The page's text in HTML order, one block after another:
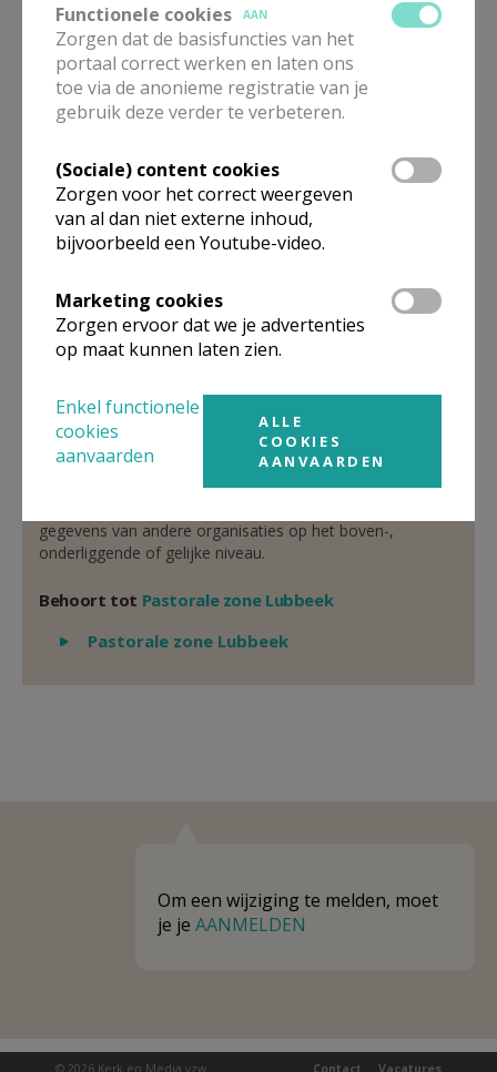
De heerLuc Thiry
Binkomstraat 71
3210 Lubbeek
Stuur een mailtje
Google Maps
Organisatiestructuur
gegevens van andere organisaties op het boven-,
onderliggende of gelijke niveau.
Behoort tot Pastorale zone Lubbeek
Weergeven
Pastorale zone Lubbeek
Om een wijziging te melden, moet
je je AANMELDEN
© 2026 Kerk en Media vzw Vacatures
Contact
Functionele cookies
AAN
Zorgen dat de basisfuncties van het
portaal correct werken en laten ons
toe via de anonieme registratie van je
gebruik deze verder te verbeteren.
(Sociale) content cookies
Zorgen voor het correct weergeven
van al dan niet externe inhoud,
bijvoorbeeld een Youtube-video.
Marketing cookies
Zorgen ervoor dat we je advertenties
op maat kunnen laten zien.
Enkel functionele
cookies
aanvaarden
ALLE
COOKIES
AANVAARDEN